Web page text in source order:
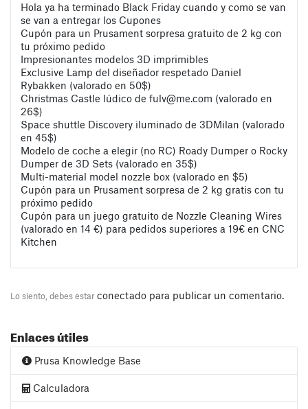
Hola ya ha terminado Black Friday cuando y como se van
se van a entregar los Cupones
Cupón para un Prusament sorpresa gratuito de 2 kg con
tu próximo pedido
Impresionantes modelos 3D imprimibles
Exclusive Lamp del diseñador respetado Daniel
Rybakken (valorado en 50$)
Christmas Castle lúdico de fulv@me.com (valorado en
26$)
Space shuttle Discovery iluminado de 3DMilan (valorado
en 45$)
Modelo de coche a elegir (no RC) Roady Dumper o Rocky
Dumper de 3D Sets (valorado en 35$)
Multi-material model nozzle box (valorado en $5)
Cupón para un Prusament sorpresa de 2 kg gratis con tu
próximo pedido
Cupón para un juego gratuito de Nozzle Cleaning Wires
(valorado en 14 €) para pedidos superiores a 19€ en CNC
Kitchen
Lo siento, debes estarconectado para publicar un comentario.
Enlaces útiles
Prusa Knowledge Base
Calculadora